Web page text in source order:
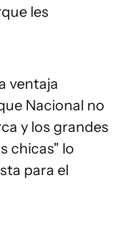
les
ventaja
Nacional no
y los grandes
chicas" lo
para el